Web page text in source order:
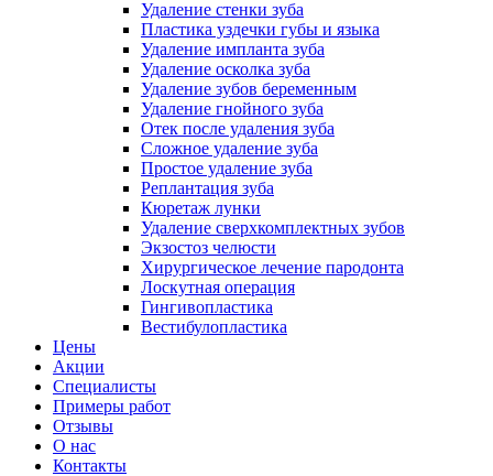
Удаление стенки зуба
Пластика уздечки губы и языка
Удаление импланта зуба
Удаление осколка зуба
Удаление зубов беременным
Удаление гнойного зуба
Отек после удаления зуба
Сложное удаление зуба
Простое удаление зуба
Реплантация зуба
Кюретаж лунки
Удаление сверхкомплектных зубов
Экзостоз челюсти
Хирургическое лечение пародонта
Лоскутная операция
Гингивопластика
Вестибулопластика
Цены
Акции
Специалисты
Примеры работ
Отзывы
О нас
Контакты